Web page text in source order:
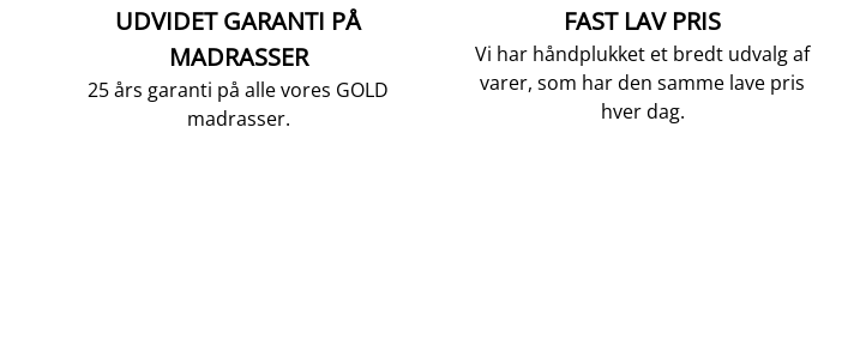
UDVIDET GARANTI PÅ
MADRASSER
25 års garanti på alle vores GOLD
madrasser.
FAST LAV PRIS
Vi har håndplukket et bredt udvalg af
varer, som har den samme lave pris
hver dag.